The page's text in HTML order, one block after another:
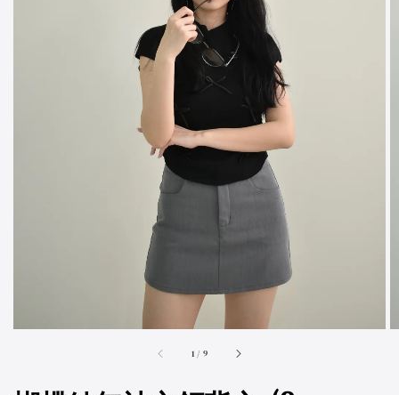
1 / accessibility.of
9